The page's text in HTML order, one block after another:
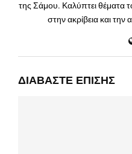
της Σάμου. Καλύπτει θέματα
στην ακρίβεια και
ΔΙΑΒΆΣΤΕ ΕΠΊΣΗΣ